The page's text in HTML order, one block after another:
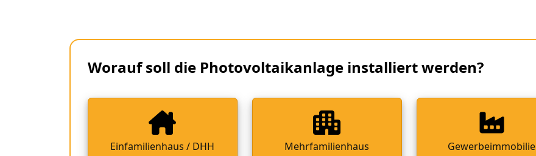
Worauf soll die Photovoltaikanlage installiert werden?
Einfamilienhaus / DHH Mehrfamilienhaus Gewerbeimmobilie